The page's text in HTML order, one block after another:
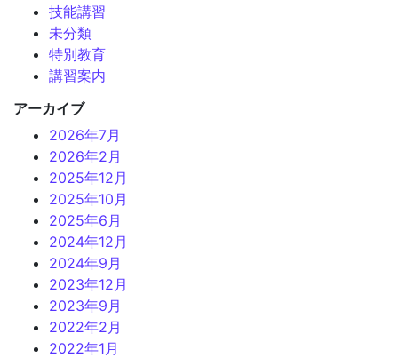
技能講習
未分類
特別教育
講習案内
アーカイブ
2026年7月
2026年2月
2025年12月
2025年10月
2025年6月
2024年12月
2024年9月
2023年12月
2023年9月
2022年2月
2022年1月